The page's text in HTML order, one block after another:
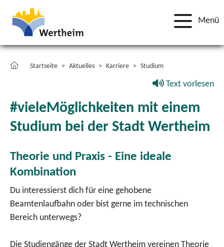
Menü
Startseite Aktuelles Karriere Studium
Text vorlesen
#vieleMöglichkeiten mit einem
Studium bei der Stadt Wertheim
Theorie und Praxis - Eine ideale
Kombination
Du interessierst dich für eine gehobene
Beamtenlaufbahn oder bist gerne im technischen
Bereich unterwegs?
Die Studiengänge der Stadt Wertheim vereinen Theorie